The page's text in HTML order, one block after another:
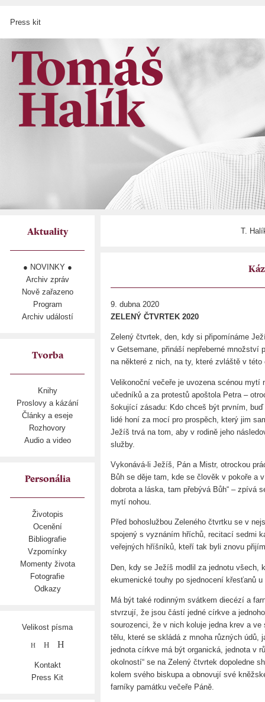
Press kit
Aktuality
● NOVINKY ●
Archiv zpráv
Nově zařazeno
Program
Archiv událostí
Tvorba
Knihy
Proslovy a kázání
Články a eseje
Rozhovory
Audio a video
Personália
Životopis
Ocenění
Bibliografie
Vzpomínky
Momenty života
Fotografie
Odkazy
Velikost písma
H H H
Kontakt
Press Kit
T.
9. dubna 2020
ZELENÝ ČTVRTEK 2020
Zelený čtvrtek, den, kdy si připomínáme
v Getsemane, přináší nepřeberné množství
na některé z nich, na ty, které zvláště v této
Velikonoční večeře je uvozena scénou
učedníků a za protestů apoštola Petra –
šokující zásadu: Kdo chceš být prvním,
lidé honí za mocí pro prospěch, který jim
Ježíš trvá na tom, aby v rodině jeho
služby.
Vykonává-li Ježíš, Pán a Mistr, otrockou
Bůh se děje tam, kde se člověk v pokoře a
dobrota a láska, tam přebývá Bůh“ – zpívá
mytí nohou.
Před bohoslužbou Zeleného čtvrtku se v
spojený s vyznáním hříchů, recitací sedmi
veřejných hříšníků, kteří tak byli znovu
Den, kdy se Ježíš modlil za jednotu všech,
ekumenické touhy po sjednocení křesťanů
Má být také rodinným svátkem diecézí a
stvrzují, že jsou částí jedné církve a
sourozenci, že v nich koluje jedna krev a
tělu, které se skládá z mnoha různých
jednota církve má být organická, jednota v
okolností“ se na Zelený čtvrtek dopoledne
kolem svého biskupa a obnovují své
farníky památku večeře Páně.